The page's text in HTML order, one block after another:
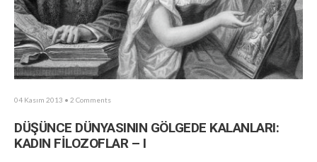
04 Kasım 2013 • 2 Comments
DÜŞÜNCE DÜNYASININ GÖLGEDE KALANLARI:
KADIN FİLOZOFLAR – I